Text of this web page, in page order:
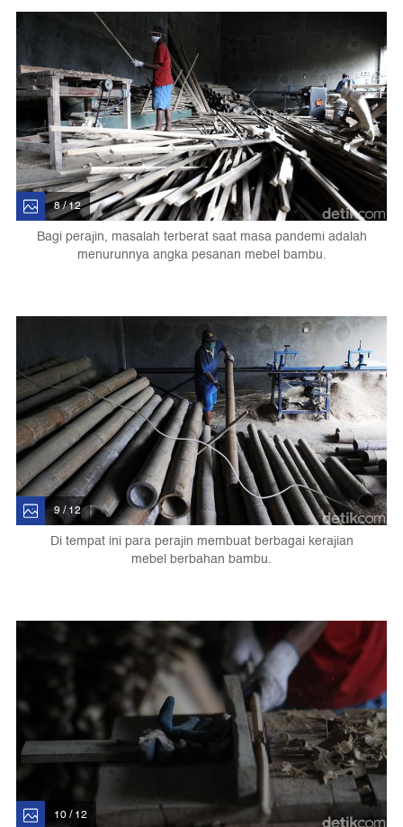
8 / 12
Bagi perajin, masalah terberat saat masa pandemi adalah
menurunnya angka pesanan mebel bambu.
9 / 12
Di tempat ini para perajin membuat berbagai kerajian
mebel berbahan bambu.
10 / 12